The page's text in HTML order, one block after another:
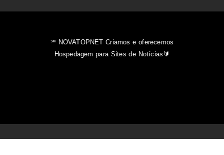
℠ NOVATOPNET Criamos e oferecemos
Hospedagem para Sites de Notícias🔰